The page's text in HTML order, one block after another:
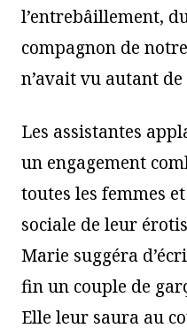
l’entrebâillement,
compagnon de
n’avait vu autant de
Les assistantes
un engagement
toutes les femmes
sociale de leur
Marie suggéra
fin un couple de
Elle leur saura au